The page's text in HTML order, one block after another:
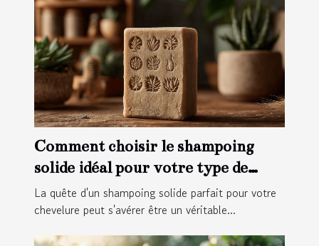
Comment choisir le shampoing
solide idéal pour votre type de
cheveux
La quête d'un shampoing solide parfait pour votre
chevelure peut s'avérer être un véritable...